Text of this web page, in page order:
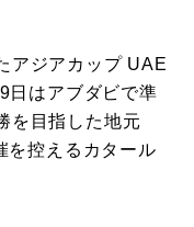
アジアカップ UAE
日はアブダビで準
を目指した地元
を控えるカタール